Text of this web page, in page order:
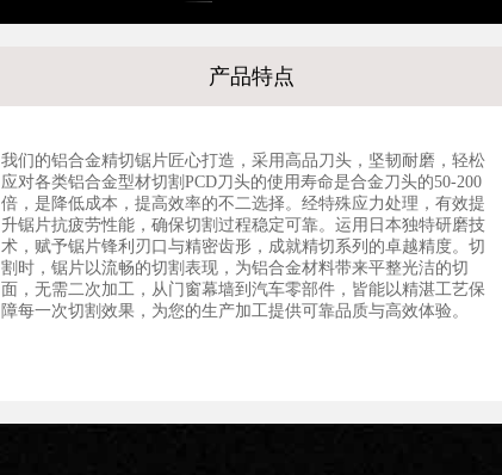
产品特点
我们的铝合金精切锯片匠心打造，采用高品刀头，坚韧耐磨，轻松
应对各类铝合金型材切割PCD刀头的使用寿命是合金刀头的50-200
倍，是降低成本，提高效率的不二选择。经特殊应力处理，有效提
升锯片抗疲劳性能，确保切割过程稳定可靠。运用日本独特研磨技
术，赋予锯片锋利刃口与精密齿形，成就精切系列的卓越精度。切
割时，锯片以流畅的切割表现，为铝合金材料带来平整光洁的切
面，无需二次加工，从门窗幕墙到汽车零部件，皆能以精湛工艺保
障每一次切割效果，为您的生产加工提供可靠品质与高效体验。